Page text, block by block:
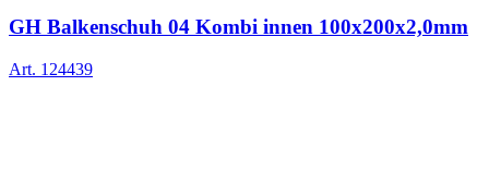
GH Balkenschuh 04 Kombi innen 100x200x2,0mm
Art. 124439